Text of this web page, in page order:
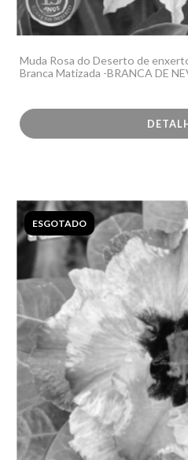
Muda Rosa do Deserto de
Branca Matizada -BRANCA DE
ESGOTADO